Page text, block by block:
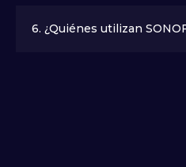
6. ¿Quiénes utilizan